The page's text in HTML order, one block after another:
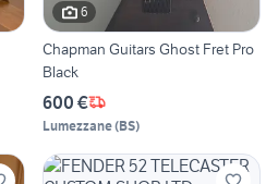
6
Chapman Guitars Ghost Fret Pro
Black
600 €
Lumezzane(BS)